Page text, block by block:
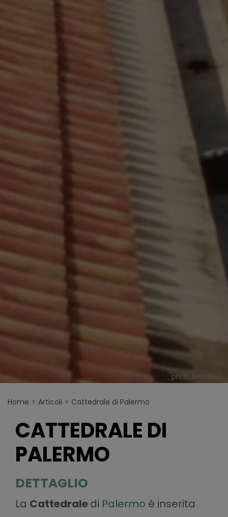
ph. F. Sessa
Home Articoli Cattedrale di Palermo
CATTEDRALE DI
PALERMO
DETTAGLIO
La Cattedraledi Palermo è inserita